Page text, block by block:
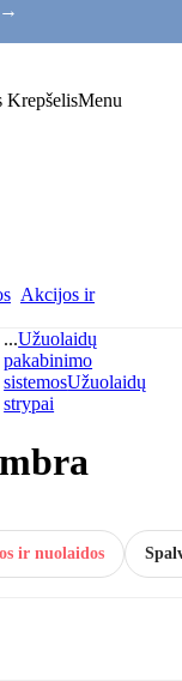
→
KrepšelisMenu
Akcijos ir
...Užuolaidų
pakabinimo
sistemosUžuolaidų
strypai
ir nuolaidos